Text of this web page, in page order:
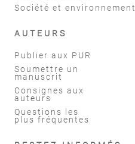
Société et environnement
AUTEURS
Publier aux PUR
Soumettre un
manuscrit
Consignes aux
auteurs
Questions les
plus fréquentes